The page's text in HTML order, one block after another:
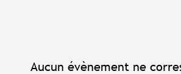
Aucun évènement ne